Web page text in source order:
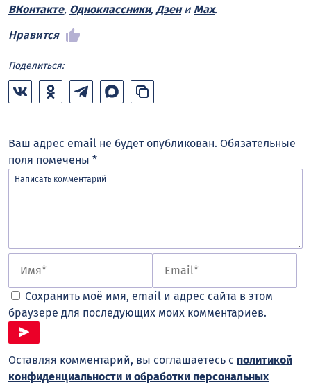
ВКонтакте, Одноклассники, Дзени Max.
Нравится
Поделиться:
Ваш адрес email не будет опубликован. Обязательные
поля помечены *
Сохранить моё имя, email и адрес сайта в этом
браузере для последующих моих комментариев.
Оставляя комментарий, вы соглашаетесь с политикой
конфиденциальности и обработки персональных